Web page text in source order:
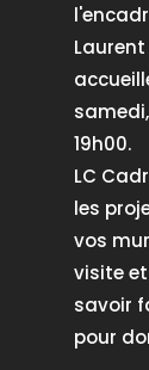
19h00.
LC
les
vos
visite
savoir
pour